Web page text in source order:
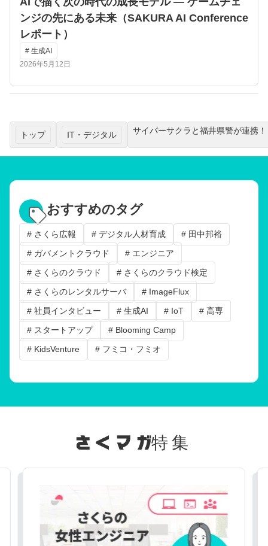
ンジの先にある未来（SAKURA AI Conference
レポート）
# 生成AI
2026年5月12日
トップ IT・デジタル サイバーサクラと福井県警が連携
おすすめのタグ
# さくら広報 # デジタル人材育成
# 田中邦裕
# ガバメントクラウド
# エンジニア
# さくらのクラウド
# さくらのクラウド検定
# さくらのレンタルサーバ
# ImageFlux
# 社員インタビュー
# 生成AI # IoT
# 高専
# スタートアップ
# Blooming Camp
# KidsVenture
# フミコ・フミオ
特集